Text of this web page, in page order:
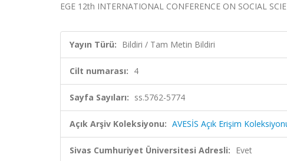
EGE 12th INTERNATIONAL CONFERENCE ON SOCIAL
Yayın Türü: Bildiri / Tam Metin Bildiri
Cilt numarası: 4
Sayfa Sayıları: ss.5762-5774
Açık Arşiv Koleksiyonu: AVESİS Açık Erişim
Sivas Cumhuriyet Üniversitesi Adresli: Evet